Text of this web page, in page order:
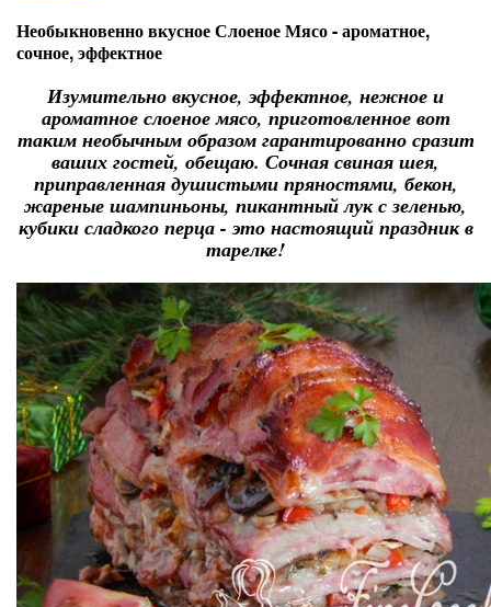
Необыкновенно вкусное Слоеное Мясо - ароматное,
сочное, эффектное
Изумительно вкусное, эффектное, нежное и
ароматное слоеное мясо, приготовленное вот
таким необычным образом гарантированно сразит
ваших гостей, обещаю. Сочная свиная шея,
приправленная душистыми пряностями, бекон,
жареные шампиньоны, пикантный лук с зеленью,
кубики сладкого перца - это настоящий праздник в
тарелке!